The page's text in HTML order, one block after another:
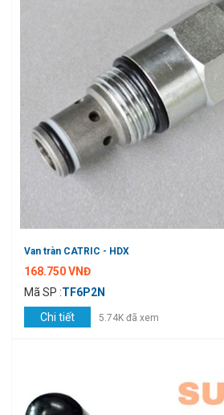
Van tràn CATRIC - HDX
168.750 VNĐ
Mã SP :TF6P2N
Chi tiết
5.74K đã xem